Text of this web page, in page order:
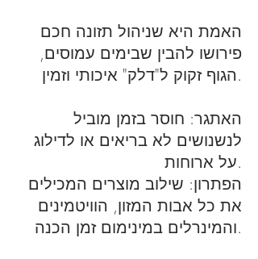
האמת היא שניהול תזונה חכם
פירושו להבין שבימים עמוסים,
הגוף זקוק ל"דלק" איכותי וזמין.
האתגר: חוסר בזמן מוביל
לנשנושים לא בריאים או לדילוג
על ארוחות.
הפתרון: שילוב מוצרים המכילים
את כל אבות המזון, הוויטמינים
והמינרלים במינימום זמן הכנה.